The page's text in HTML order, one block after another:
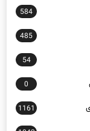
485
54
0
1161
1042